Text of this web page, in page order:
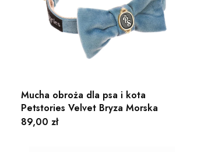
Mucha obroża dla psa i kota
Petstories Velvet Bryza Morska
Cena
89,00 zł